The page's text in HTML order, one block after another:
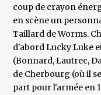
coup de crayon
en scène un
Taillard de Worms.
d'abord Lucky Luke
(Bonnard, Lautrec,
de Cherbourg (où il
part pour l'armée en